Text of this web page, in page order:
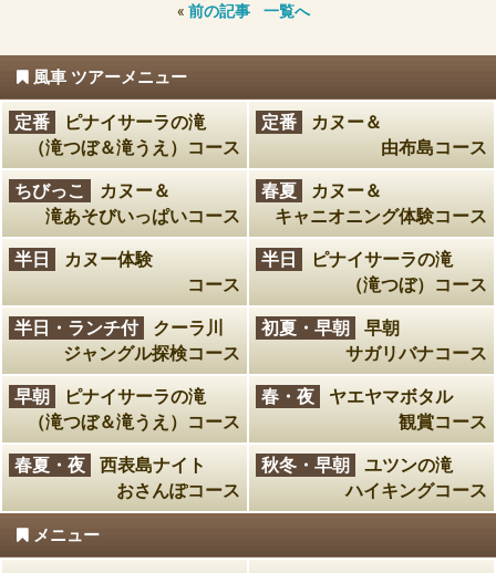
« 前の記事 一覧へ
風車 ツアーメニュー
定番
ピナイサーラの滝
（滝つぼ＆滝うえ）コース
定番
カヌー＆
由布島コース
ちびっこ
カヌー＆
滝あそびいっぱいコース
春夏
カヌー＆
キャニオニング体験コース
半日
カヌー体験
コース
半日
ピナイサーラの滝
（滝つぼ）コース
半日・ランチ付
クーラ川
ジャングル探検コース
初夏・早朝
早朝
サガリバナコース
早朝
ピナイサーラの滝
（滝つぼ＆滝うえ）コース
春・夜
ヤエヤマボタル
観賞コース
春夏・夜
西表島ナイト
おさんぽコース
秋冬・早朝
ユツンの滝
ハイキングコース
メニュー